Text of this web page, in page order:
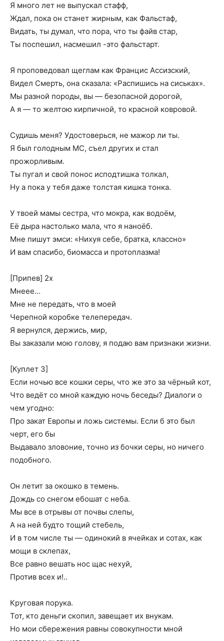
Я много лет не выпускал стафф,
Ждал, пока он станет жирным, как Фальстаф,
Видать, ты думал, что пора, что ты файв стар,
Ты поспешил, насмешил -это фальстарт.
Я проповедовал щеглам как Францис Ассизский,
Видел Смерть, она сказала: «Распишись на сиськах».
Мы разной породы, вы — безопасной дорогой,
А я — то желтою кирпичной, то красной ковровой.
Судишь меня? Удостоверься, не мажор ли ты.
Я был голодным МС, съел других и стал
прожорливым.
Ты пугал и свой понос исподтишка толкал,
Ну а пока у тебя даже толстая кишка тонка.
У твоей мамы сестра, что мокра, как водоём,
Её дыра настолько мала, что я наноёб.
Мне пишут эмси: «Нихуя себе, братка, классно»
И вам спасибо, биомасса и протоплазма!
[Припев] 2х
Мнеее…
Мне не передать, что в моей
Черепной коробке телепередач.
Я вернулся, держись, мир,
Вы заказали мою голову, я подаю вам признаки жизни.
[Куплет 3]
Если ночью все кошки серы, что же это за чёрный кот,
Что ведёт со мной каждую ночь беседы? Диалоги о
чем угодно:
Про закат Европы и ложь системы. Если б это был
черт, его бы
Выдавало зловоние, точно из бочки серы, но ничего
подобного.
Он летит за окошко в темень.
Дождь со снегом ебошат с неба.
Мы все в отрывы от почвы слепы,
А на ней будто тощий стебель,
И в том числе ты — одинокий в ячейках и сотах, как
мощи в склепах,
Все равно вешать нос щас нехуй,
Против всех и!..
Круговая порука.
Тот, кто деньги скопил, завещает их внукам.
Но мои сбережения равны совокупности мной